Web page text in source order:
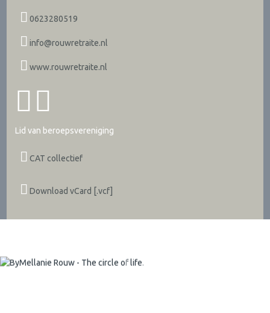
0623280519
info@rouwretraite.nl
www.rouwretraite.nl
Lid van beroepsvereniging
CAT collectief
Download vCard [.vcf]